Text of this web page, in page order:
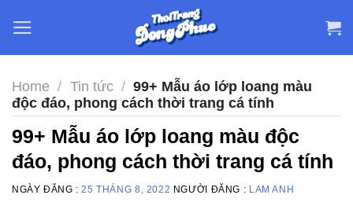
content
Home / Tin tức / 99+ Mẫu áo lớp loang màu
độc đáo, phong cách thời trang cá tính
99+ Mẫu áo lớp loang màu độc
đáo, phong cách thời trang cá tính
NGÀY ĐĂNG :25 THÁNG 8, 2022 NGƯỜI ĐĂNG : LAM ANH